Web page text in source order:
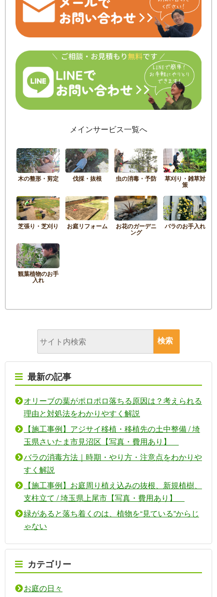
メインサービス一覧へ
木の整形・剪定 伐採・抜根 虫の消毒・予防 草刈り・雑草対
策
芝張り・芝刈り お庭リフォーム お花のガーデニ
ング
バラのお手入れ
観葉植物のお手
入れ
最新の記事
オリーブの葉がポロポロ落ちる原因は？考えられる
理由と対処法をわかりやすく解説
【施工事例】アジサイ移植・移植先の土中整備 / 埼
玉県さいたま市見沼区【写真・費用あり】
バラの消毒方法｜時期・やり方・注意点をわかりや
すく解説
【施工事例】お庭周り植え込みの抜根、新規植樹、
支柱立て / 埼玉県上尾市【写真・費用あり】
緑があると落ち着くのは、植物を“見ている”からじ
ゃない
カテゴリー
お庭の日々